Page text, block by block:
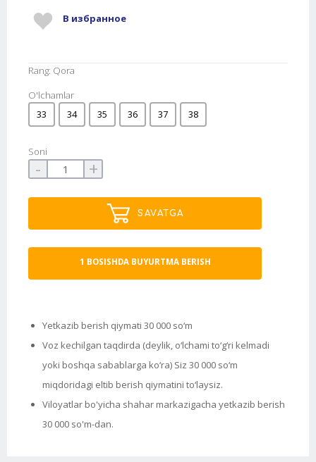
В избранное
Rang: Qora
O'lchamlar
33
34 35 36 37 38
Soni
- +
SAVATGA
1 BOSISHDA BUYURTMA BERISH
Yetkazib berish qiymati 30 000 so‘m
Voz kechilgan taqdirda (deylik, o‘lchami to‘g‘ri kelmadi
yoki boshqa sabablarga ko‘ra) Siz 30 000 so‘m
miqdoridagi eltib berish qiymatini to‘laysiz.
Viloyatlar bo'yicha shahar markazigacha yetkazib berish
30 000 so'm-dan.